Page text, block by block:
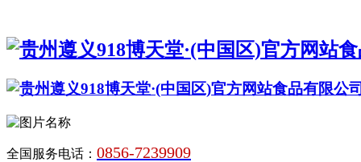
全国服务电话： 0856-7239909